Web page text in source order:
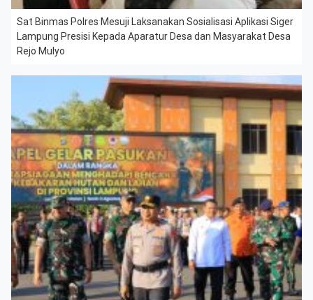
Sat Binmas Polres Mesuji Laksanakan Sosialisasi Aplikasi Siger
Lampung Presisi Kepada Aparatur Desa dan Masyarakat Desa
Rejo Mulyo